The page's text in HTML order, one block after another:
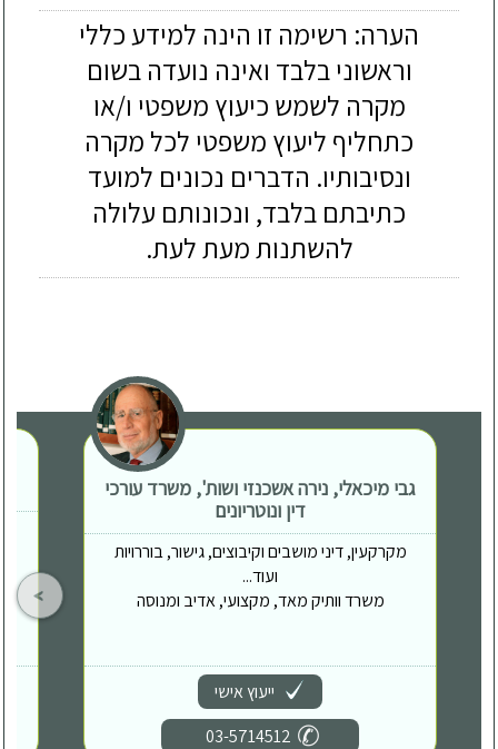
הערה: רשימה זו הינה למידע כללי
וראשוני בלבד ואינה נועדה בשום
מקרה לשמש כיעוץ משפטי ו/או
כתחליף ליעוץ משפטי לכל מקרה
ונסיבותיו. הדברים נכונים למועד
כתיבתם בלבד, ונכונותם עלולה
להשתנות מעת לעת.
גבי מיכאלי, נירה אשכנזי ושות', משרד עורכי
דין ונוטריונים
מקרקעין, דיני מושבים וקיבוצים, גישור, בוררויות
ועוד...
משרד וותיק מאד, מקצועי, אדיב ומנוסה
ייעוץ אישי
03-5714512